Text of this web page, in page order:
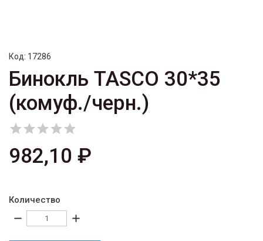
Код: 17286
Бинокль TASCO 30*35
(комуф./черн.)

982,10 ₽
Количество
remove add